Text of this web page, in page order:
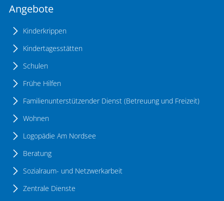
Angebote
Kinderkrippen
Kindertagesstätten
Schulen
Frühe Hilfen
Familienunterstützender Dienst (Betreuung und Freizeit)
Wohnen
Logopädie Am Nordsee
Beratung
Sozialraum- und Netzwerkarbeit
Zentrale Dienste